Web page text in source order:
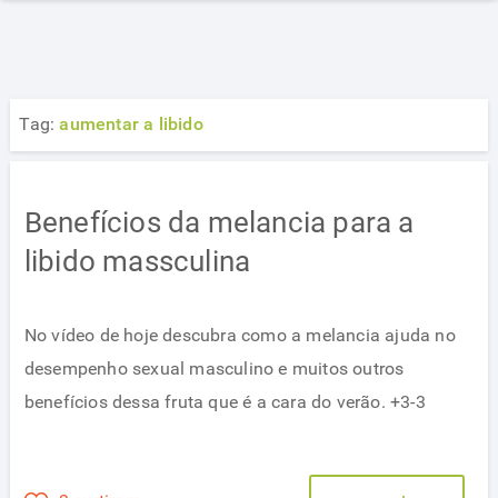
Tag:aumentar a libido
Benefícios da melancia para a
libido massculina
No vídeo de hoje descubra como a melancia ajuda no
desempenho sexual masculino e muitos outros
benefícios dessa fruta que é a cara do verão. +3-3